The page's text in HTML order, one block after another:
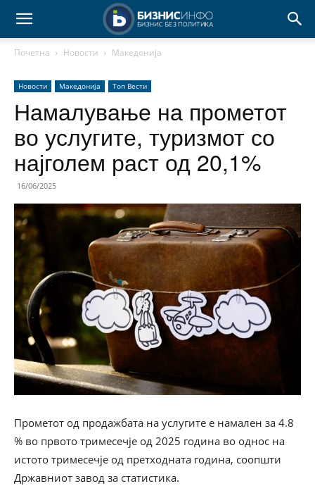
Почетна Новости Македонија
Новости Македонија Топ Вести
Намалување на прометот
во услугите, туризмот со
најголем раст од 20,1%
16/06/2025
Прометот од продажбата на услугите е намален за 4.8
% во првото тримесечје од 2025 година во однос на
истото тримесечје од претходната година, соопшти
Државниот завод за статистика.